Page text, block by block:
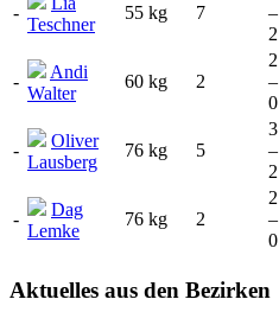
-
Teschner
55 kg 7
–
2
-
Andi
Walter
60 kg 2
2
–
0
-
Oliver
Lausberg
76 kg 5
3
–
2
-
Dag
Lemke
76 kg 2
2
–
0
Aktuelles aus den Bezirken